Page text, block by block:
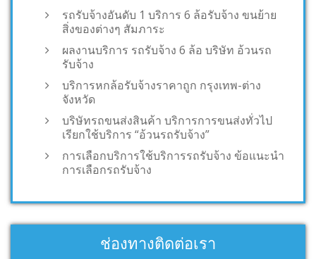
รถรับจ้างอันดับ 1 บริการ 6 ล้อรับจ้าง ขนย้าย
สิ่งของต่างๆ สัมภาระ
ผลงานบริการ รถรับจ้าง 6 ล้อ บริษัท อ้วนรถ
รับจ้าง
บริการหกล้อรับจ้างราคาถูก กรุงเทพ-ต่าง
จังหวัด
บริษัทรถขนส่งสินค้า บริการการขนส่งทั่วไป
เรียกใช้บริการ “อ้วนรถรับจ้าง”
การเลือกบริการใช้บริการรถรับจ้าง ข้อแนะนำ
การเลือกรถรับจ้าง
ช่องทางติดต่อเรา